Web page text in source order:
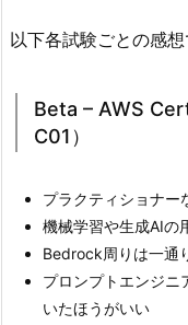
以下各試験ごとの感想
Beta – AWS
C01）
プラクティショナー
機械学習や生成AIの
Bedrock周りは一通
プロンプトエンジニ
いたほうがいい